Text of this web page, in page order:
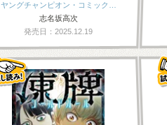
ヤングチャンピオン・コミック…
志名坂高次
発売日：2025.12.19